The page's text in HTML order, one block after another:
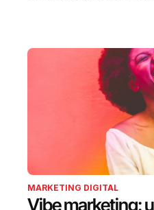
MARKETING DIGITAL
Vibe marketing: